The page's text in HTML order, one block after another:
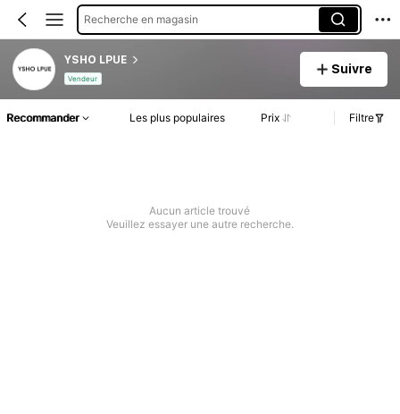
Recherche en magasin
YSHO LPUE
Vendeur
Suivre
Recommander Les plus populaires Prix Filtre
Aucun article trouvé
Veuillez essayer une autre recherche.